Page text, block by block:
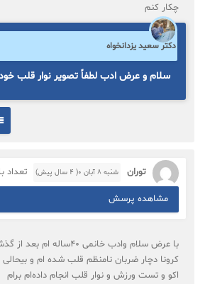
چکار کنم
دکتر سعید یزدانخواه
سلام و عرض ادب لطفاً تصویر نوار قلب
توران شنبه ۸ آبان ۰( 4 سال پیش) تعداد
مشاهده پرسش
با عرض سلام وادب خانمی
کرونا دچار ضربان نامنظم قلب شده ام و
اکو و تست ورزش و نوار قلب انجام داده‌ام برام